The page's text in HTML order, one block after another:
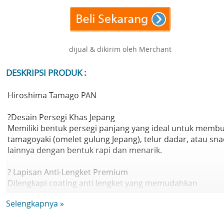
dijual & dikirim oleh Merchant
DESKRIPSI PRODUK :
Hiroshima Tamago PAN
?Desain Persegi Khas Jepang
Memiliki bentuk persegi panjang yang ideal untuk
tamagoyaki (omelet gulung Jepang), telur dadar, atau
lainnya dengan bentuk rapi dan menarik.
? Lapisan Anti-Lengket Premium
Dilengkapi coating anti lengket yang memudahkan
hemat minyak dan mudah dibersihkan.
Selengkapnya »